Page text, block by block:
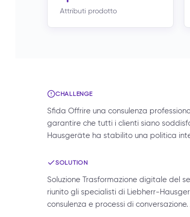
Attributi prodotto
CHALLENGE
Sfida Offrire una consulenza
garantire che tutti i clienti siano
Hausgeräte ha stabilito una politica
SOLUTION
Soluzione Trasformazione digitale del
riunito gli specialisti di Liebherr-
consulenza e processi di